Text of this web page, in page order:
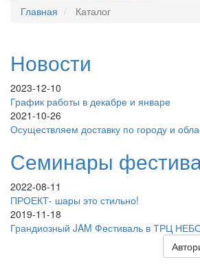
Главная
Каталог
Новости
2023-12-10
График работы в декабре и январе
2021-10-26
Осуществляем доставку по городу и
Семинары
2022-08-11
ПРОЕКТ- шары это стильно!
2019-11-18
Грандиозный JAM Фестиваль в ТРЦ